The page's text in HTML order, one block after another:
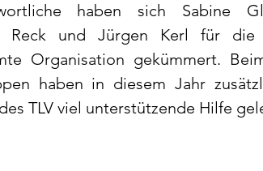
haben sich Sabine
Reck und Jürgen Kerl für
Organisation gekümmert.
haben in diesem Jahr
TLV viel unterstützende Hilfe